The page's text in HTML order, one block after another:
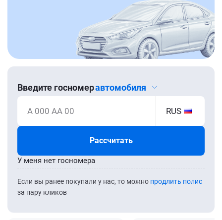
Введите госномеравтомобиля
А 000 АА 00 RUS
Рассчитать
Если вы ранее покупали у нас, то можно продлить полис
за пару кликов
У меня нет госномера